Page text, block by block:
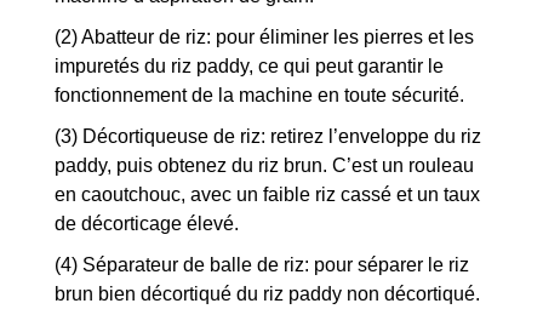
(2) Abatteur de riz: pour éliminer les pierres et les
impuretés du riz paddy, ce qui peut garantir le
fonctionnement de la machine en toute sécurité.
(3) Décortiqueuse de riz: retirez l’enveloppe du riz
paddy, puis obtenez du riz brun. C’est un rouleau
en caoutchouc, avec un faible riz cassé et un taux
de décorticage élevé.
(4) Séparateur de balle de riz: pour séparer le riz
brun bien décortiqué du riz paddy non décortiqué.